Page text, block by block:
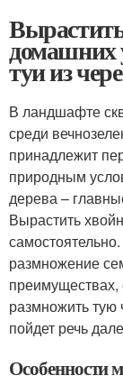
домашних
туи из
В ландшафте
среди
принадлежит
природным
дерева –
Вырастить
размножение
преимуществах,
размножить
пойдет речь
Особенности